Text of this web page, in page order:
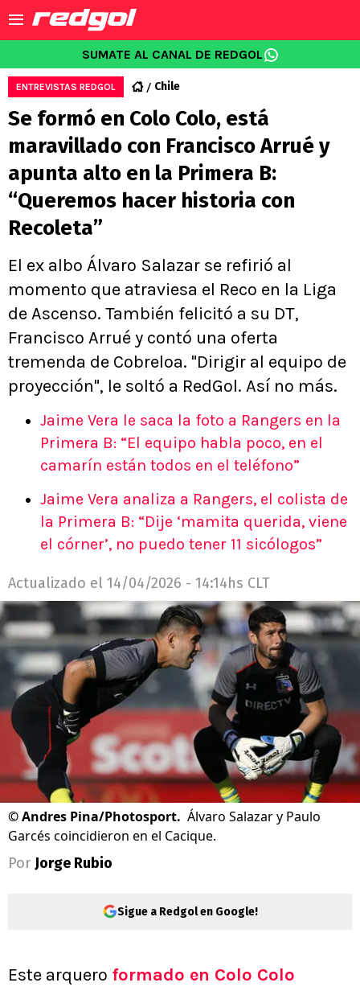
SUMATE AL CANAL DE REDGOL
ENTREVISTAS REDGOL Chile
Se formó en Colo Colo, está
maravillado con Francisco Arrué y
apunta alto en la Primera B:
“Queremos hacer historia con
Recoleta”
El ex albo Álvaro Salazar se refirió al
momento que atraviesa el Reco en la Liga
de Ascenso. También felicitó a su DT,
Francisco Arrué y contó una oferta
tremenda de Cobreloa. "Dirigir al equipo de
proyección", le soltó a RedGol. Así no más.
Jaime Vera le saca la foto a Rangers en la
Primera B: “El equipo habla poco, en el
camarín están todos en el teléfono”
Jaime Vera analiza a Rangers, el colista de
la Primera B: “Dije ‘mamita querida, viene
el córner’, no puedo tener 11 sicólogos”
Actualizado el 14/04/2026 - 14:14hs CLT
©Andres Pina/Photosport. Álvaro Salazar y Paulo
Garcés coincidieron en el Cacique.
Por Jorge Rubio
Sigue a Redgol en Google!
Este arquero formado en Colo Colo